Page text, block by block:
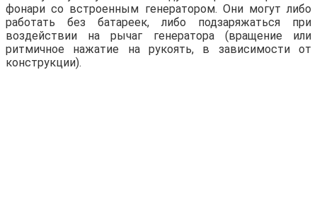
фонари со встроенным генератором. Они могут либо
работать без батареек, либо подзаряжаться при
воздействии на рычаг генератора (вращение или
ритмичное нажатие на рукоять, в зависимости от
конструкции).